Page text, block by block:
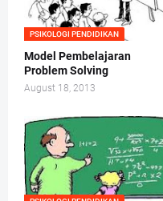
PSIKOLOGI PENDIDIKAN
Model Pembelajaran
Problem Solving
August 18, 2013